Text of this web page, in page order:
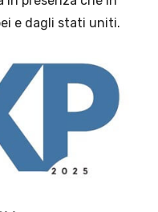
e dagli stati uniti.